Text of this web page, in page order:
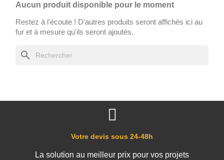
Aucun produit disponible pour le moment
Restez à l'écoute ! D'autres produits seront affichés ici au
fur et à mesure qu'ils seront ajoutés.
search
Votre devis sous 24-48h
La solution au meilleur prix pour vos projets